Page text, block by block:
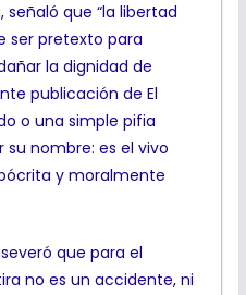
que “la libertad
ser pretexto para
la dignidad de
publicación de El
o una simple pifia
su nombre: es el vivo
y moralmente
que para el
no es un accidente, ni